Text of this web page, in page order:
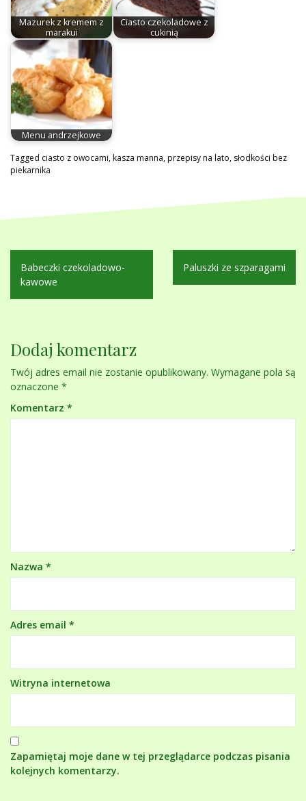
Mazurek z kremem z
marakui
Ciasto czekoladowe z
cukinią
Menu andrzejkowe
Tagged ciasto z owocami,kasza manna,przepisy na lato, słodkości bez
piekarnika
Nawigacja
wpisu
Babeczki czekoladowo-
kawowe
Paluszki ze szparagami
Dodaj komentarz
Twój adres email nie zostanie opublikowany. Wymagane pola są
oznaczone *
Komentarz *
Nazwa *
Adres email *
Witryna internetowa
Zapamiętaj moje dane w tej przeglądarce podczas pisania
kolejnych komentarzy.